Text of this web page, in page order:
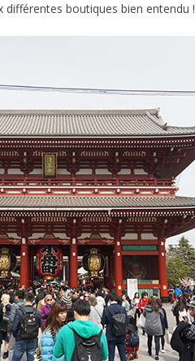
boutiques bien entendu !